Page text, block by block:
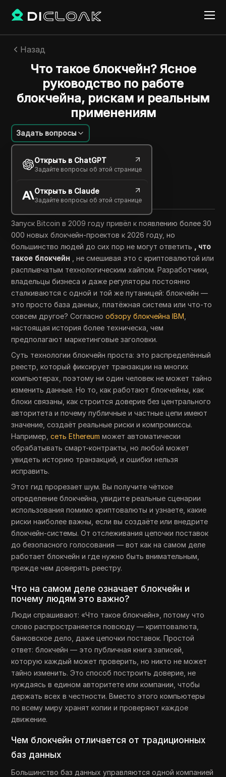
Назад
Что такое блокчейн? Ясное
руководство по работе
блокчейна, рискам и реальным
применениям
Задать вопросы
Открыть в ChatGPT
Задайте вопросы об этой странице
Открыть в Claude
Задайте вопросы об этой странице
Emily Grace Johnson
12 июня 2026 6 минут
Copy Link
Запуск Bitcoin в 2009 году привёл к появлению более 30
000 новых блокчейн-проектов к 2026 году, но
большинство людей до сих пор не могут ответить , что
такое блокчейн , не смешивая это с криптовалютой или
расплывчатым технологическим хайпом. Разработчики,
владельцы бизнеса и даже регуляторы постоянно
сталкиваются с одной и той же путаницей: блокчейн —
это просто база данных, платёжная система или что-то
совсем другое? Согласнообзору блокчейна IBM
настоящая история более техническа, чем
предполагают маркетинговые заголовки.
Суть технологии блокчейн проста: это распределённый
реестр, который фиксирует транзакции на многих
компьютерах, поэтому ни один человек не может тайно
изменить данные. Но то, как работают блокчейны, как
блоки связаны, как строится доверие без центрального
авторитета и почему публичные и частные цепи имеют
значение, создаёт реальные риски и компромиссы.
Например,сеть Ethereum может автоматически
обрабатывать смарт-контракты, но любой может
увидеть историю транзакций, и ошибки нельзя
исправить.
Этот гид прорезает шум. Вы получите чёткое
определение блокчейна, увидите реальные сценарии
использования помимо криптовалюты и узнаете, какие
риски наиболее важны, если вы создаёте или внедрите
блокчейн-системы. От отслеживания цепочки поставок
до безопасного голосования — вот как на самом деле
работает блокчейн и где нужно быть внимательным,
прежде чем доверять реестру.
Что на самом деле означает блокчейн и
почему людям это важно?
Люди спрашивают: «Что такое блокчейн», потому что
слово распространяется повсюду — криптовалюта,
банковское дело, даже цепочки поставок. Простой
ответ: блокчейн — это публичная книга записей,
которую каждый может проверить, но никто не может
тайно изменить. Это способ построить доверие, не
нуждаясь в едином авторитете или компании, чтобы
держать всех в честности. Вместо этого компьютеры
по всему миру хранят копии и проверяют каждое
движение.
Чем блокчейн отличается от традиционных
баз данных
Большинство баз данных управляются одной компанией